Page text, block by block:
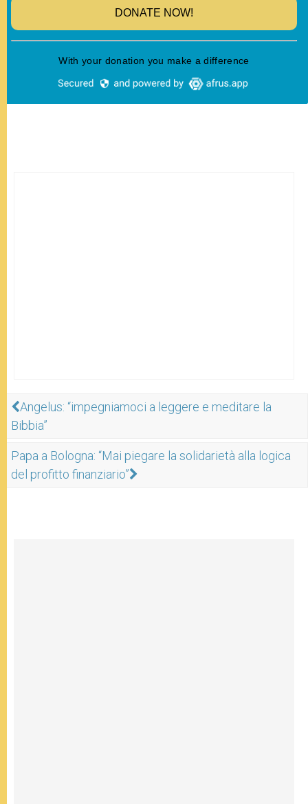
Angelus: “impegniamoci a leggere e meditare la
Bibbia”
Papa a Bologna: “Mai piegare la solidarietà alla logica
del profitto finanziario”